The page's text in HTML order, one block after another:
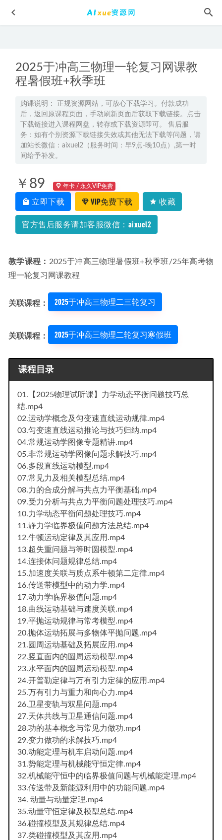
2025于冲高三物理一轮复习网课教
程暑假班+秋季班
购课说明： 正规资源网站，可放心下载学习。付款成功
后，返回原课程页面，手动刷新页面后获取下载链接。点击
下载链接进入课程网盘，转存或下载资源即可。 售后服
务：如有个别资源下载链接失效或其他无法下载等问题，请
加站长微信：aixuel2（服务时间：早9点-晚10点）,第一时
间给予补发。
￥89 年卡 / 永久VIP免费
立即下载 VIP免费下载 收藏
官方售后服务请加客服微信：aixuel2
教学课程： 2025于冲高三物理暑假班+秋季班/25年高考物
理一轮复习网课教程
关联课程： 2025于冲高三物理二三轮复习
关联课程： 2025于冲高三物理二轮复习寒假班
课程目录
01.【2025物理试听课】力学动态平衡问题技巧总
结.mp4
02.运动学概念及匀变速直线运动规律.mp4
03.匀变速直线运动推论与技巧归纳.mp4
04.常规运动学图像专题精讲.mp4
05.非常规运动学图像问题求解技巧.mp4
06.多段直线运动模型.mp4
07.常见力及相关模型总结.mp4
08.力的合成分解与共点力平衡基础.mp4
09.受力分析与共点力平衡问题处理技巧.mp4
10.力学动态平衡问题处理技巧.mp4
11.静力学临界极值问题方法总结.mp4
12.牛顿运动定律及其应用.mp4
13.超失重问题与等时圆模型.mp4
14.连接体问题规律总结.mp4
15.加速度关联与质点系牛顿第二定律.mp4
16.传送带模型中的动力学.mp4
17.动力学临界极值问题.mp4
18.曲线运动基础与速度关联.mp4
19.平抛运动规律与常考模型.mp4
20.抛体运动拓展与多物体平抛问题.mp4
21.圆周运动基础及拓展应用.mp4
22.竖直面内的圆周运动模型.mp4
23.水平面内的圆周运动模型.mp4
24.开普勒定律与万有引力定律的应用.mp4
25.万有引力与重力和向心力.mp4
26.卫星变轨与双星问题.mp4
27.天体共线与卫星通信问题.mp4
28.功的基本概念与常见力做功.mp4
29.变力做功的求解技巧.mp4
30.动能定理与机车启动问题.mp4
31.势能定理与机械能守恒定律.mp4
32.机械能守恒中的临界极值问题与机械能定理.mp4
33.传送带及新能源利用中的功能问题.mp4
34. 动量与动量定理.mp4
35.动量守恒定律及模型总结.mp4
36.碰撞模型及其规律总结.mp4
37.类碰撞模型及其应用.mp4
生物复习秘籍：做题效率与准确率双提升攻略 2025-02-23
猿辅导2023成瑞瑞高三语文寒春班23年高考语文二三轮复习
教程（寒假班+春季班） 2023-06-13
UG8.5 4轴5轴视频教程四轴五轴加工编程全套视频教程,7.7G课
23年高中物理网课2023何连伟高二物理a+全年班视频教程+课
堂笔记（暑假班+秋季班+寒假班+春季班）
2023-05-27
2025高三历史一轮复习暑假班 2024-07-19